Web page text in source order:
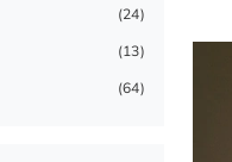
24
13
64